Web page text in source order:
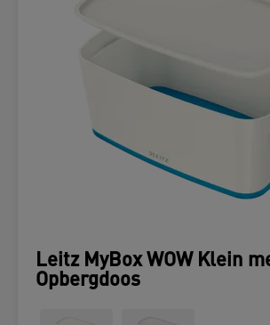
Leitz MyBox WOW Klein
Opbergdoos